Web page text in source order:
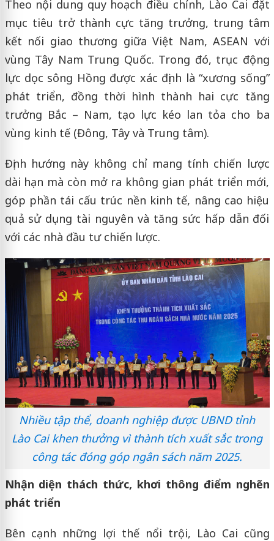
Theo nội dung quy hoạch điều chỉnh, Lào Cai đặt
mục tiêu trở thành cực tăng trưởng, trung tâm
kết nối giao thương giữa Việt Nam, ASEAN với
vùng Tây Nam Trung Quốc. Trong đó, trục động
lực dọc sông Hồng được xác định là “xương sống”
phát triển, đồng thời hình thành hai cực tăng
trưởng Bắc – Nam, tạo lực kéo lan tỏa cho ba
vùng kinh tế (Đông, Tây và Trung tâm).
Định hướng này không chỉ mang tính chiến lược
dài hạn mà còn mở ra không gian phát triển mới,
góp phần tái cấu trúc nền kinh tế, nâng cao hiệu
quả sử dụng tài nguyên và tăng sức hấp dẫn đối
với các nhà đầu tư chiến lược.
Nhiều tập thể, doanh nghiệp được UBND tỉnh
Lào Cai khen thưởng vì thành tích xuất sắc trong
công tác đóng góp ngân sách năm 2025.
Nhận diện thách thức, khơi thông điểm nghẽn
phát triển
Bên cạnh những lợi thế nổi trội, Lào Cai cũng